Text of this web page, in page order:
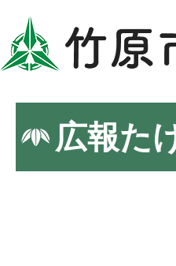
広報た